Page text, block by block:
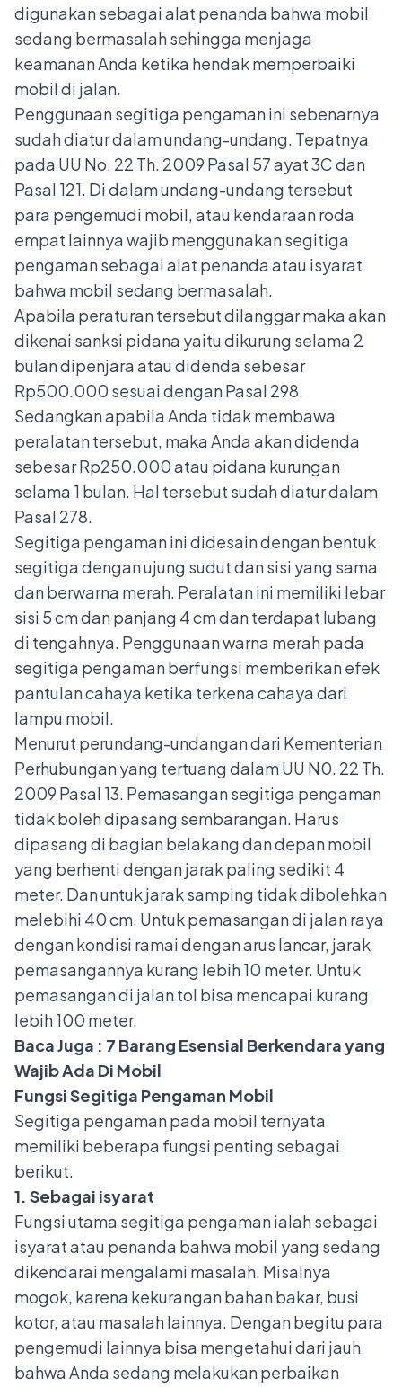
digunakan sebagai alat penanda bahwa mobil
sedang bermasalah sehingga menjaga
keamanan Anda ketika hendak memperbaiki
mobil di jalan.
Penggunaan segitiga pengaman ini sebenarnya
sudah diatur dalam undang-undang. Tepatnya
pada UU No. 22 Th. 2009 Pasal 57 ayat 3C dan
Pasal 121. Di dalam undang-undang tersebut
para pengemudi mobil, atau kendaraan roda
empat lainnya wajib menggunakan segitiga
pengaman sebagai alat penanda atau isyarat
bahwa mobil sedang bermasalah.
Apabila peraturan tersebut dilanggar maka akan
dikenai sanksi pidana yaitu dikurung selama 2
bulan dipenjara atau didenda sebesar
Rp500.000 sesuai dengan Pasal 298.
Sedangkan apabila Anda tidak membawa
peralatan tersebut, maka Anda akan didenda
sebesar Rp250.000 atau pidana kurungan
selama 1 bulan. Hal tersebut sudah diatur dalam
Pasal 278.
Segitiga pengaman ini didesain dengan bentuk
segitiga dengan ujung sudut dan sisi yang sama
dan berwarna merah. Peralatan ini memiliki lebar
sisi 5 cm dan panjang 4 cm dan terdapat lubang
di tengahnya. Penggunaan warna merah pada
segitiga pengaman berfungsi memberikan efek
pantulan cahaya ketika terkena cahaya dari
lampu mobil.
Menurut perundang-undangan dari Kementerian
Perhubungan yang tertuang dalam UU N0. 22 Th.
2009 Pasal 13. Pemasangan segitiga pengaman
tidak boleh dipasang sembarangan. Harus
dipasang di bagian belakang dan depan mobil
yang berhenti dengan jarak paling sedikit 4
meter. Dan untuk jarak samping tidak dibolehkan
melebihi 40 cm. Untuk pemasangan di jalan raya
dengan kondisi ramai dengan arus lancar, jarak
pemasangannya kurang lebih 10 meter. Untuk
pemasangan di jalan tol bisa mencapai kurang
lebih 100 meter.
Baca Juga : 7 Barang Esensial Berkendara yang
Wajib Ada Di Mobil
Fungsi Segitiga Pengaman Mobil
Segitiga pengaman pada mobil ternyata
memiliki beberapa fungsi penting sebagai
berikut.
1. Sebagai isyarat
Fungsi utama segitiga pengaman ialah sebagai
isyarat atau penanda bahwa mobil yang sedang
dikendarai mengalami masalah. Misalnya
mogok, karena kekurangan bahan bakar, busi
kotor, atau masalah lainnya. Dengan begitu para
pengemudi lainnya bisa mengetahui dari jauh
bahwa Anda sedang melakukan perbaikan